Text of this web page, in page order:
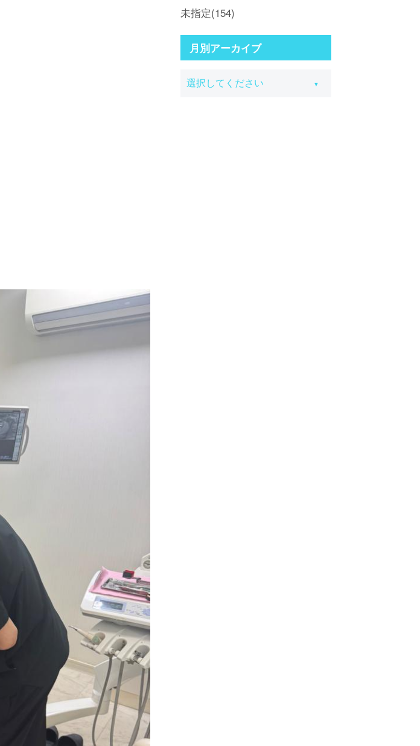
未指定(154)
月別アーカイブ